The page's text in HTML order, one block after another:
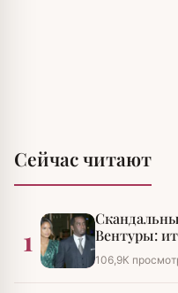
Сейчас читают
1
Вентуры:
106,9К